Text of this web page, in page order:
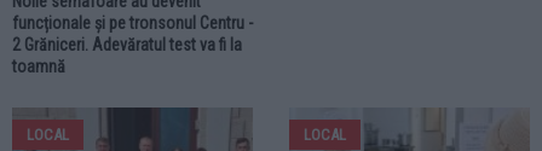
funcționale și pe tronsonul Centru -
2 Grăniceri. Adevăratul test va fi la
toamnă
LOCAL LOCAL